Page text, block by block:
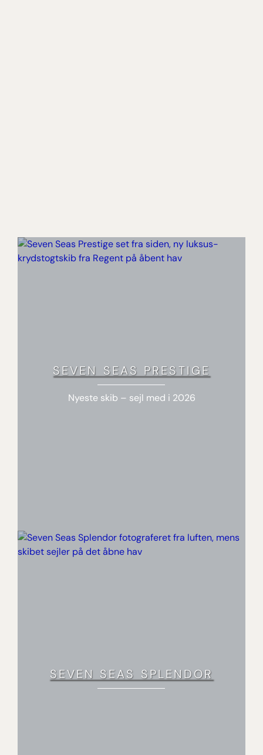
SEVEN SEAS PRESTIGE
Nyeste skib – sejl med i 2026
SEVEN SEAS SPLENDOR